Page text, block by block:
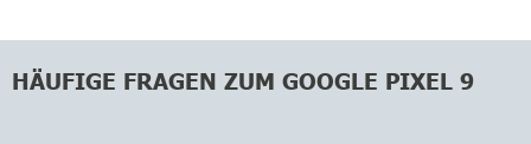
HÄUFIGE FRAGEN ZUM GOOGLE PIXEL 9